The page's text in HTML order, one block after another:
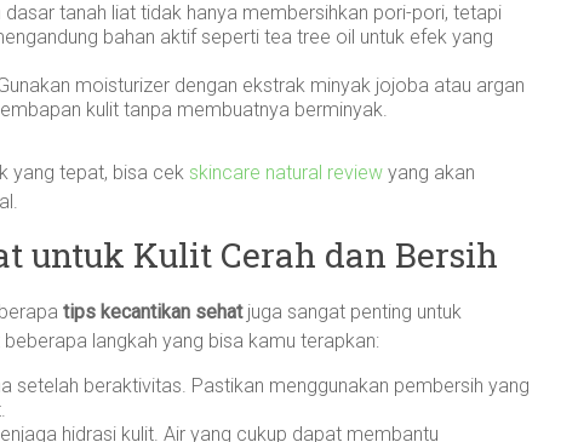
dasar tanah liat tidak hanya membersihkan pori-pori, tetapi
bahan aktif seperti tea tree oil untuk efek yang
moisturizer dengan ekstrak minyak jojoba atau argan
kulit tanpa membuatnya berminyak.
yang tepat, bisa cek skincare natural review yang akan
untuk Kulit Cerah dan Bersih
tips kecantikan sehatjuga sangat penting untuk
langkah yang bisa kamu terapkan:
setelah beraktivitas. Pastikan menggunakan pembersih yang
hidrasi kulit. Air yang cukup dapat membantu